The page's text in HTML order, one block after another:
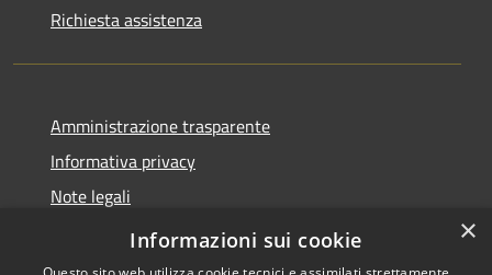
Richiesta assistenza
Amministrazione trasparente
Informativa privacy
Note legali
Dichiarazione di accessibilità
×
Informazioni sui cookie